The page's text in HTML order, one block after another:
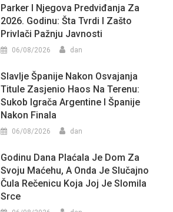
Parker I Njegova Predviđanja Za
2026. Godinu: Šta Tvrdi I Zašto
Privlači Pažnju Javnosti
06/08/2026 dan
Slavlje Španije Nakon Osvajanja
Titule Zasjenio Haos Na Terenu:
Sukob Igrača Argentine I Španije
Nakon Finala
06/08/2026 dan
Godinu Dana Plaćala Je Dom Za
Svoju Maćehu, A Onda Je Slučajno
Čula Rečenicu Koja Joj Je Slomila
Srce